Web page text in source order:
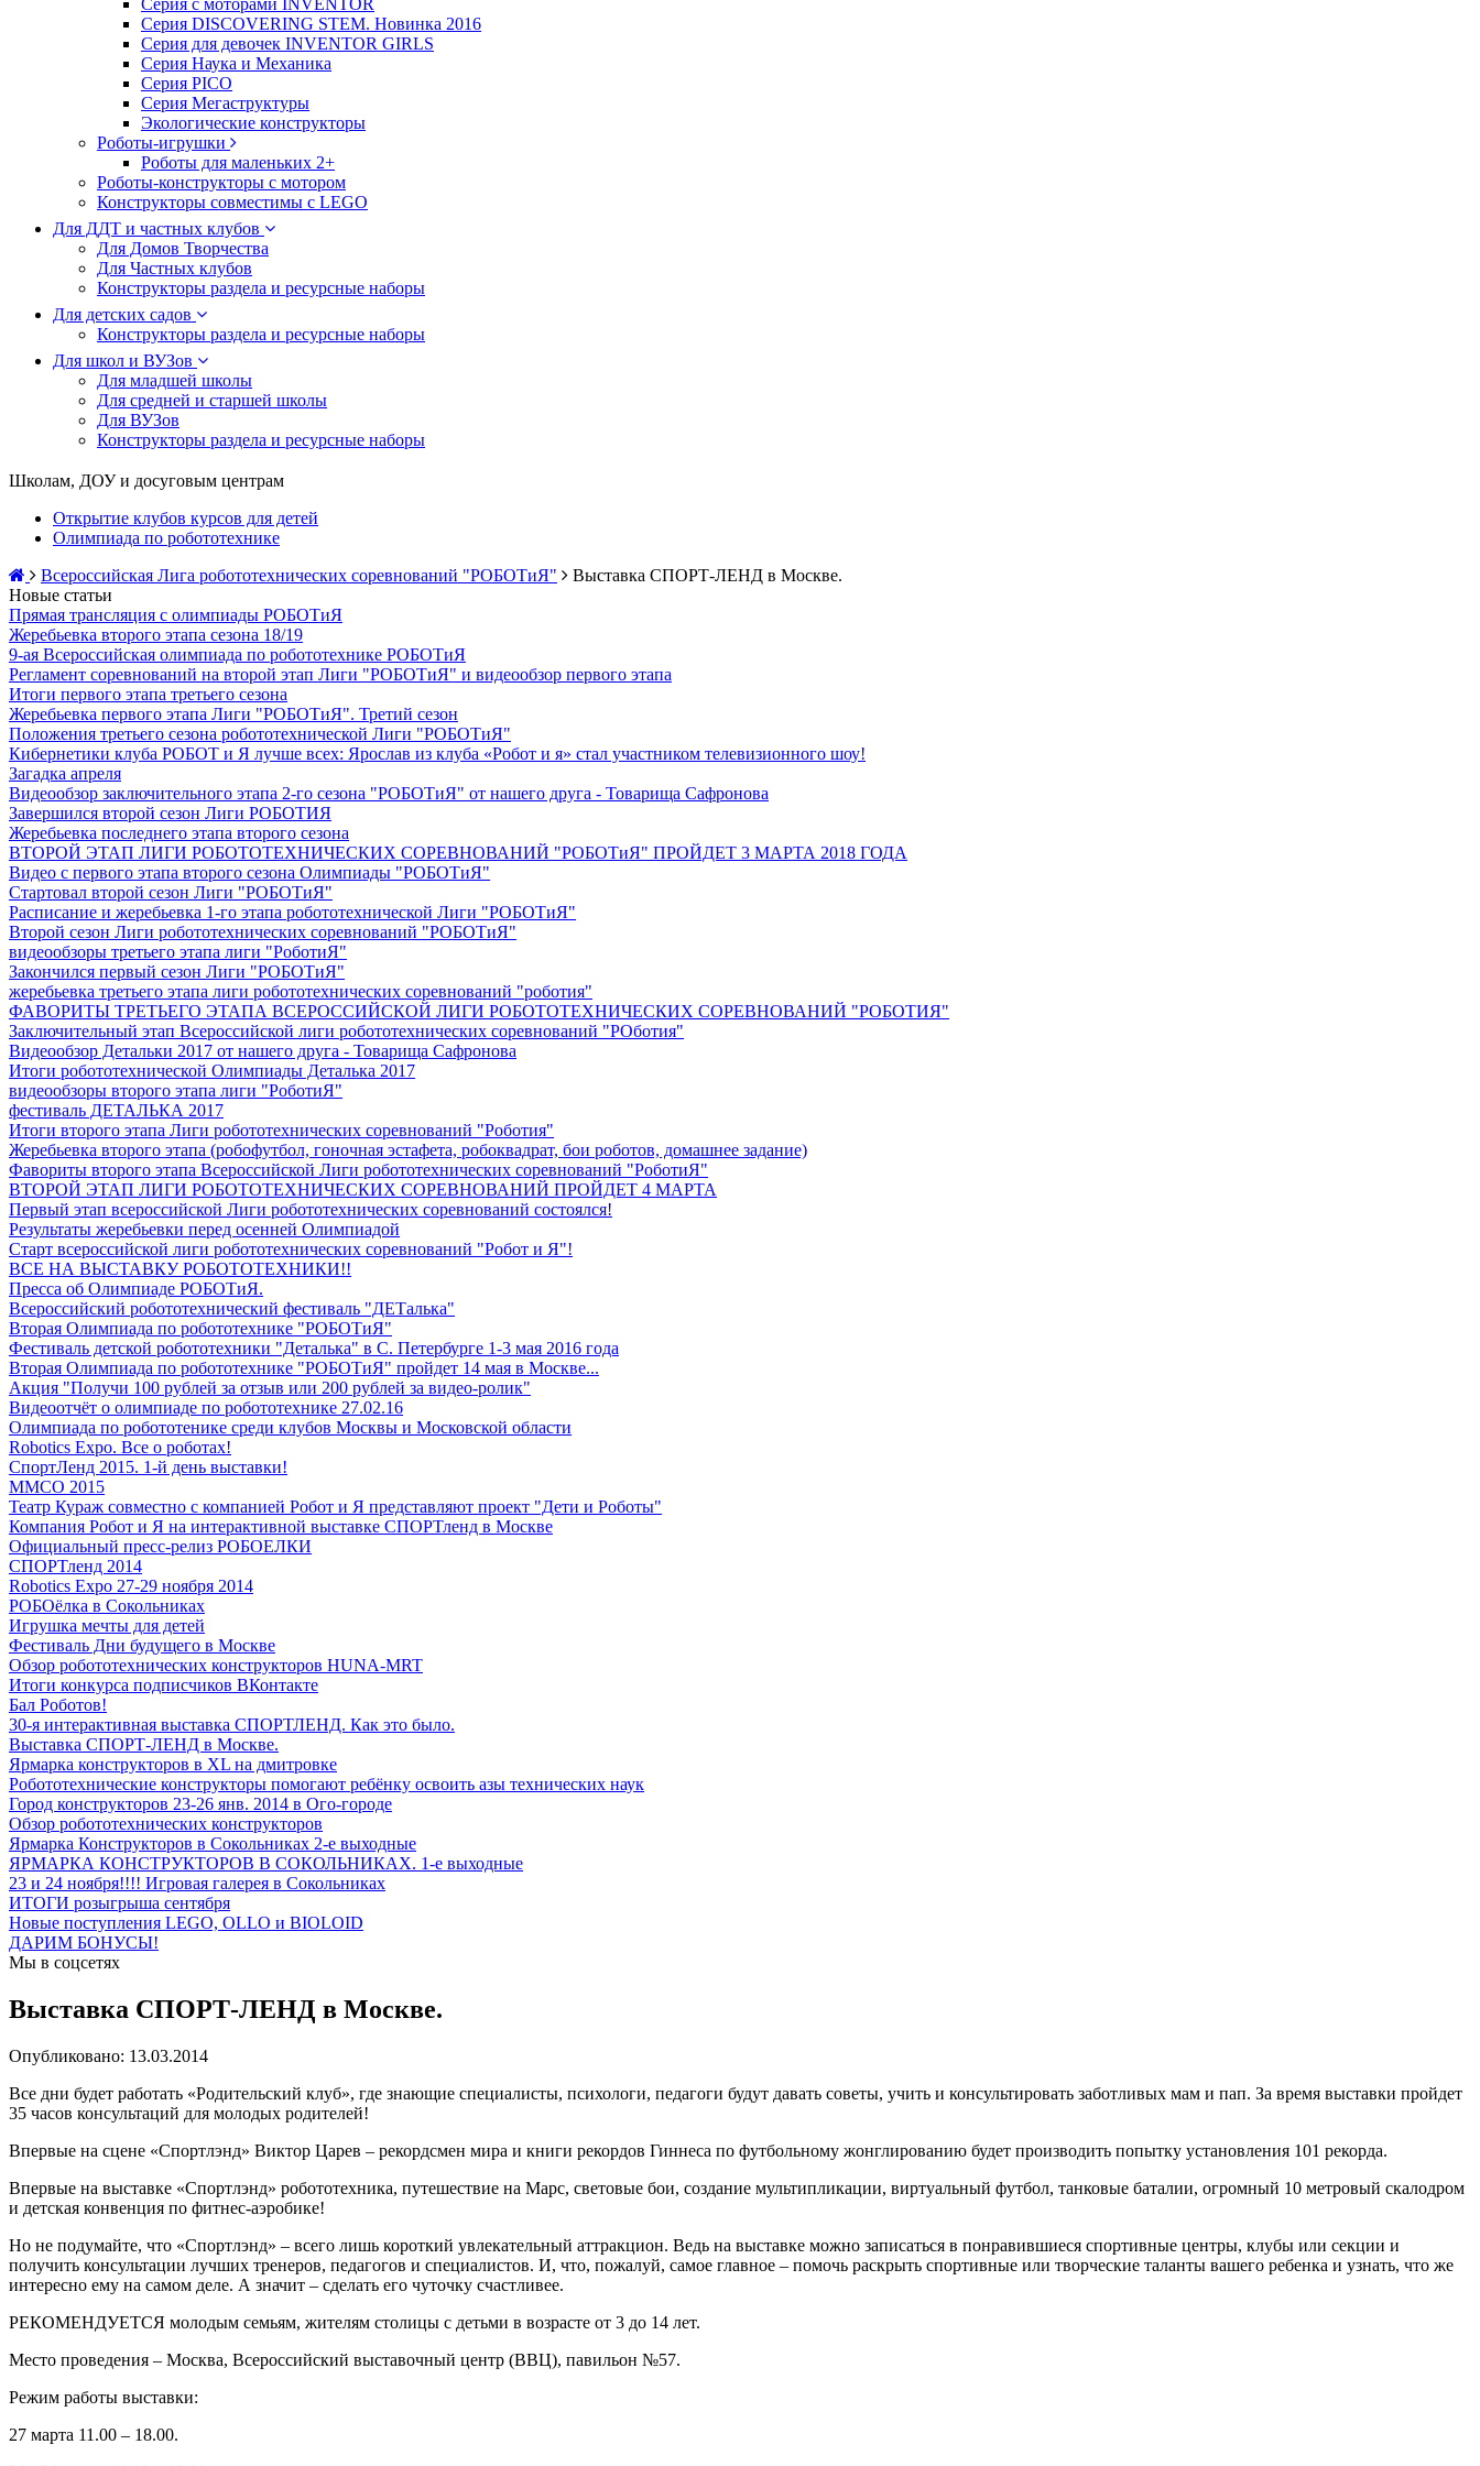
Серия с моторами INVENTOR
Серия DISCOVERING STEM. Новинка 2016
Серия для девочек INVENTOR GIRLS
Серия Наука и Механика
Серия PICO
Серия Мегаструктуры
Экологические конструкторы
Роботы-игрушки
Роботы для маленьких 2+
Роботы-конструкторы с мотором
Конструкторы совместимы с LEGO
Для ДДТ и частных клубов
Для Домов Творчества
Для Частных клубов
Конструкторы раздела и ресурсные наборы
Для детских садов
Конструкторы раздела и ресурсные наборы
Для школ и ВУЗов
Для младшей школы
Для средней и старшей школы
Для ВУЗов
Конструкторы раздела и ресурсные наборы
Школам, ДОУ и досуговым центрам
Открытие клубов курсов для детей
Олимпиада по робототехнике
Всероссийская Лига робототехнических соревнований "РОБОТиЯ"
Выставка СПОРТ-ЛЕНД в Москве.
Новые статьи
Прямая трансляция с олимпиады РОБОТиЯ
Жеребьевка второго этапа сезона 18/19
9-ая Всероссийская олимпиада по робототехнике РОБОТиЯ
Регламент соревнований на второй этап Лиги "РОБОТиЯ" и видеообзор первого этапа
Итоги первого этапа третьего сезона
Жеребьевка первого этапа Лиги "РОБОТиЯ". Третий сезон
Положения третьего сезона робототехнической Лиги "РОБОТиЯ"
Кибернетики клуба РОБОТ и Я лучше всех: Ярослав из клуба «Робот и я» стал участником телевизионного шоу!
Загадка апреля
Видеообзор заключительного этапа 2-го сезона "РОБОТиЯ" от нашего друга - Товарища Сафронова
Завершился второй сезон Лиги РОБОТИЯ
Жеребьевка последнего этапа второго сезона
ВТОРОЙ ЭТАП ЛИГИ РОБОТОТЕХНИЧЕСКИХ СОРЕВНОВАНИЙ "РОБОТиЯ" ПРОЙДЕТ 3 МАРТА 2018 ГОДА
Видео с первого этапа второго сезона Олимпиады "РОБОТиЯ"
Стартовал второй сезон Лиги "РОБОТиЯ"
Расписание и жеребьевка 1-го этапа робототехнической Лиги "РОБОТиЯ"
Второй сезон Лиги робототехнических соревнований "РОБОТиЯ"
видеообзоры третьего этапа лиги "РоботиЯ"
Закончился первый сезон Лиги "РОБОТиЯ"
жеребьевка третьего этапа лиги робототехнических соревнований "роботия"
ФАВОРИТЫ ТРЕТЬЕГО ЭТАПА ВСЕРОССИЙСКОЙ ЛИГИ РОБОТОТЕХНИЧЕСКИХ СОРЕВНОВАНИЙ "РОБОТИЯ"
Заключительный этап Всероссийской лиги робототехнических соревнований "РОботия"
Видеообзор Детальки 2017 от нашего друга - Товарища Сафронова
Итоги робототехнической Олимпиады Деталька 2017
видеообзоры второго этапа лиги "РоботиЯ"
фестиваль ДЕТАЛЬКА 2017
Итоги второго этапа Лиги робототехнических соревнований "Роботия"
Жеребьевка второго этапа (робофутбол, гоночная эстафета, робоквадрат, бои роботов, домашнее задание)
Фавориты второго этапа Всероссийской Лиги робототехнических соревнований "РоботиЯ"
ВТОРОЙ ЭТАП ЛИГИ РОБОТОТЕХНИЧЕСКИХ СОРЕВНОВАНИЙ ПРОЙДЕТ 4 МАРТА
Первый этап всероссийской Лиги робототехнических соревнований состоялся!
Результаты жеребьевки перед осенней Олимпиадой
Старт всероссийской лиги робототехнических соревнований "Робот и Я"!
ВСЕ НА ВЫСТАВКУ РОБОТОТЕХНИКИ!!
Пресса об Олимпиаде РОБОТиЯ.
Всероссийский робототехнический фестиваль "ДЕТалька"
Вторая Олимпиада по робототехнике "РОБОТиЯ"
Фестиваль детской робототехники "Деталька" в С. Петербурге 1-3 мая 2016 года
Вторая Олимпиада по робототехнике "РОБОТиЯ" пройдет 14 мая в Москве...
Акция "Получи 100 рублей за отзыв или 200 рублей за видео-ролик"
Видеоотчёт о олимпиаде по робототехнике 27.02.16
Олимпиада по робототенике среди клубов Москвы и Московской области
Robotics Expo. Все о роботах!
СпортЛенд 2015. 1-й день выставки!
ММСО 2015
Театр Кураж совместно с компанией Робот и Я представляют проект "Дети и Роботы"
Компания Робот и Я на интерактивной выставке СПОРТленд в Москве
Официальный пресс-релиз РОБОЕЛКИ
СПОРТленд 2014
Robotics Expo 27-29 ноября 2014
РОБОёлка в Сокольниках
Игрушка мечты для детей
Фестиваль Дни будущего в Москве
Обзор робототехнических конструкторов HUNA-MRT
Итоги конкурса подписчиков ВКонтакте
Бал Роботов!
30-я интерактивная выставка СПОРТЛЕНД. Как это было.
Выставка СПОРТ-ЛЕНД в Москве.
Ярмарка конструкторов в XL на дмитровке
Робототехнические конструкторы помогают ребёнку освоить азы технических наук
Город конструкторов 23-26 янв. 2014 в Ого-городе
Обзор робототехнических конструкторов
Ярмарка Конструкторов в Сокольниках 2-е выходные
ЯРМАРКА КОНСТРУКТОРОВ В СОКОЛЬНИКАХ. 1-е выходные
23 и 24 ноября!!!! Игровая галерея в Сокольниках
ИТОГИ розыгрыша сентября
Новые поступления LEGO, OLLO и BIOLOID
ДАРИМ БОНУСЫ!
Мы в соцсетях
Выставка СПОРТ-ЛЕНД в Москве.
Опубликовано: 13.03.2014
Все дни будет работать «Родительский клуб», где знающие специалисты, психологи, педагоги будут давать советы, учить и консультировать заботливых мам и пап. За время выставки пройдет
35 часов консультаций для молодых родителей!
Впервые на сцене «Спортлэнд» Виктор Царев – рекордсмен мира и книги рекордов Гиннеса по футбольному жонглированию будет производить попытку установления 101 рекорда.
Впервые на выставке «Спортлэнд» робототехника, путешествие на Марс, световые бои, создание мультипликации, виртуальный футбол, танковые баталии, огромный 10 метровый скалодром
и детская конвенция по фитнес-аэробике!
Но не подумайте, что «Спортлэнд» – всего лишь короткий увлекательный аттракцион. Ведь на выставке можно записаться в понравившиеся спортивные центры, клубы или секции и
получить консультации лучших тренеров, педагогов и специалистов. И, что, пожалуй, самое главное – помочь раскрыть спортивные или творческие таланты вашего ребенка и узнать, что же
интересно ему на самом деле. А значит – сделать его чуточку счастливее.
РЕКОМЕНДУЕТСЯ молодым семьям, жителям столицы с детьми в возрасте от 3 до 14 лет.
Место проведения – Москва, Всероссийский выставочный центр (ВВЦ), павильон №57.
Режим работы выставки:
27 марта 11.00 – 18.00.